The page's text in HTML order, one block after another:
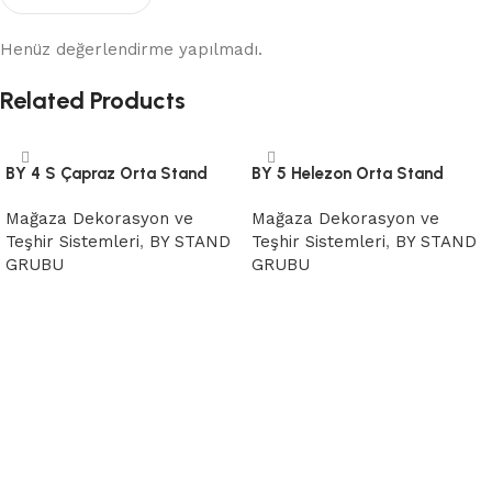
Henüz değerlendirme yapılmadı.
Related Products
BY 4 S Çapraz Orta Stand
Mağaza Dekorasyon ve
Teşhir Sistemleri, BY STAND
GRUBU
BY 5 Helezon Orta Stand
Mağaza Dekorasyon ve
Teşhir Sistemleri, BY STAND
GRUBU